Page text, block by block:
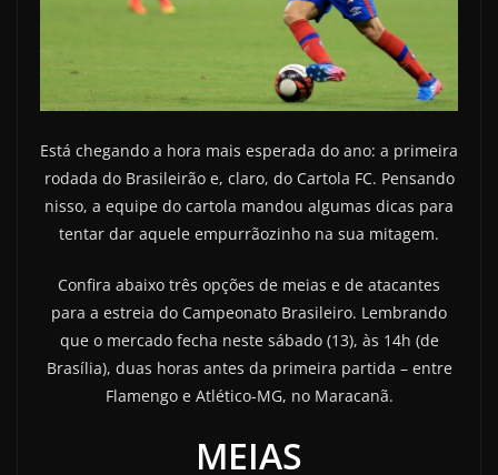
Está chegando a hora mais esperada do ano: a primeira
rodada do Brasileirão e, claro, do Cartola FC. Pensando
nisso, a equipe do cartola mandou algumas dicas para
tentar dar aquele empurrãozinho na sua mitagem.
Confira abaixo três opções de meias e de atacantes
para a estreia do Campeonato Brasileiro. Lembrando
que o mercado fecha neste sábado (13), às 14h (de
Brasília), duas horas antes da primeira partida – entre
Flamengo e Atlético-MG, no Maracanã.
MEIAS